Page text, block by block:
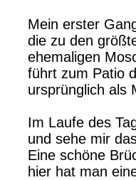
Mein erster
die zu den
ehemaligen
führt zum Patio
ursprünglich als
Im Laufe des
und sehe mir
Eine schöne
hier hat man